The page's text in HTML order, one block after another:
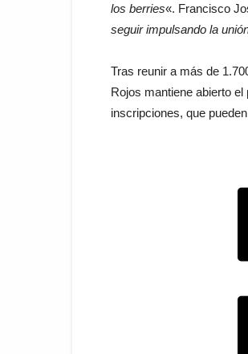
los berries«. Francisco
seguir impulsando la
Tras reunir a más de
Rojos mantiene abierto
inscripciones, que